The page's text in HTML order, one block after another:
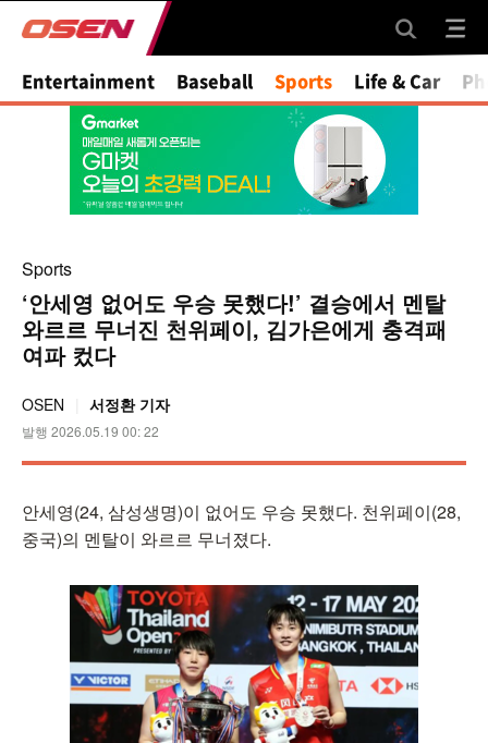
Entertainment Baseball Sports Life & Car
Sports
‘안세영 없어도 우승 못했다!’ 결승에서 멘탈
와르르 무너진 천위페이, 김가은에게 충격패
여파 컸다
OSEN 서정환 기자
발행 2026.05.19 00: 22
안세영(24, 삼성생명)이 없어도 우승 못했다. 천위페이(28,
중국)의 멘탈이 와르르 무너졌다.